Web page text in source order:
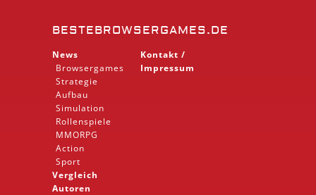
BESTEBROWSERGAMES.DE
News
Browsergames
Strategie
Aufbau
Simulation
Rollenspiele
MMORPG
Action
Sport
Vergleich
Autoren
Kontakt /
Impressum